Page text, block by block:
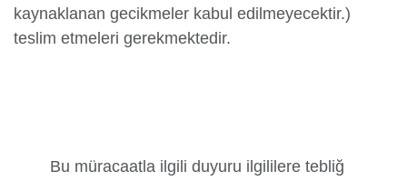
kaynaklanan gecikmeler kabul edilmeyecektir.)
teslim etmeleri gerekmektedir.
Bu müracaatla ilgili duyuru ilgililere tebliğ